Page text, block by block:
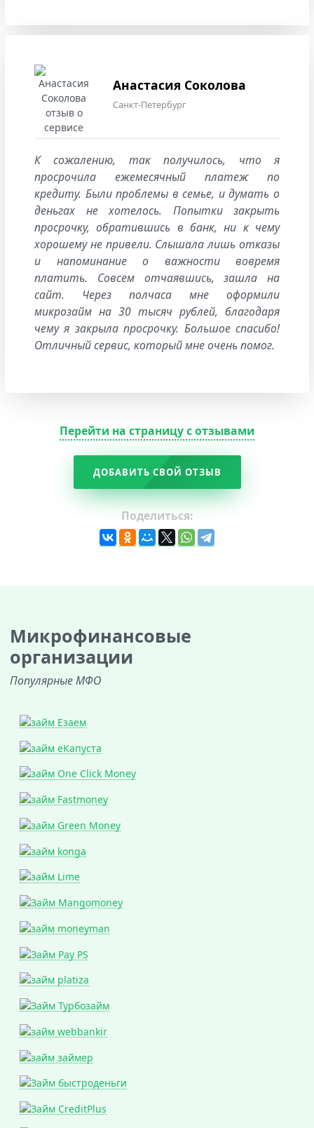
Анастасия Соколова
Санкт-Петербург
К сожалению, так получилось, что я
просрочила ежемесячный платеж по
кредиту. Были проблемы в семье, и думать о
деньгах не хотелось. Попытки закрыть
просрочку, обратившись в банк, ни к чему
хорошему не привели. Слышала лишь отказы
и напоминание о важности вовремя
платить. Совсем отчаявшись, зашла на
сайт. Через полчаса мне оформили
микрозайм на 30 тысяч рублей, благодаря
чему я закрыла просрочку. Большое спасибо!
Отличный сервис, который мне очень помог.
Перейти на страницу с отзывами
ДОБАВИТЬ СВОЙ ОТЗЫВ
Поделиться:
Микрофинансовые
организации
Популярные МФО